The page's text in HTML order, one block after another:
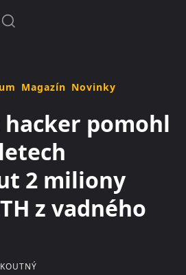
Magazín Novinky
pomohl
2 miliony
z vadného